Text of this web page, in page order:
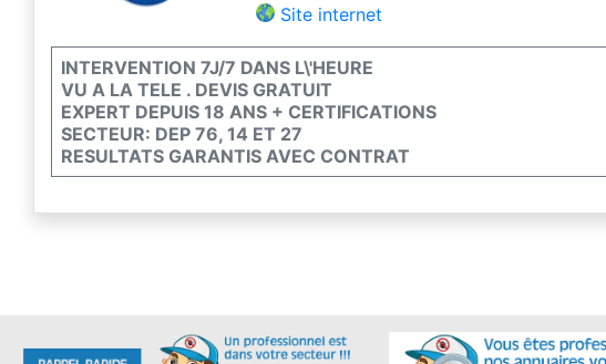
Site internet
INTERVENTION 7J/7 DANS L\'HEURE
VU A LA TELE . DEVIS GRATUIT
EXPERT DEPUIS 18 ANS + CERTIFICATIONS
SECTEUR: DEP 76, 14 ET 27
RESULTATS GARANTIS AVEC CONTRAT